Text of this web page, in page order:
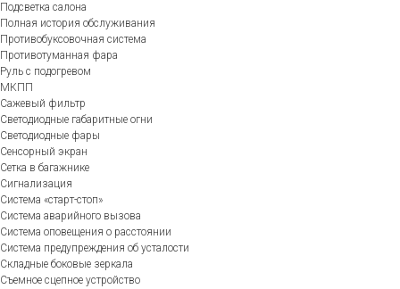
Подсветка салона
Полная история обслуживания
Противобуксовочная система
Противотуманная фара
Руль с подогревом
МКПП
Сажевый фильтр
Светодиодные габаритные огни
Светодиодные фары
Сенсорный экран
Сетка в багажнике
Сигнализация
Система «старт-стоп»
Система аварийного вызова
Система оповещения о расстоянии
Система предупреждения об усталости
Складные боковые зеркала
Съемное сцепное устройство